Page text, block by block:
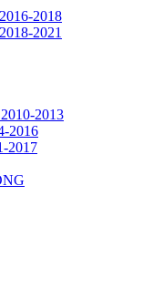
2018
2021
2013
2016
2017